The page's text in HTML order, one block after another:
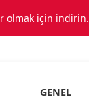
olmak için indirin.
GENEL